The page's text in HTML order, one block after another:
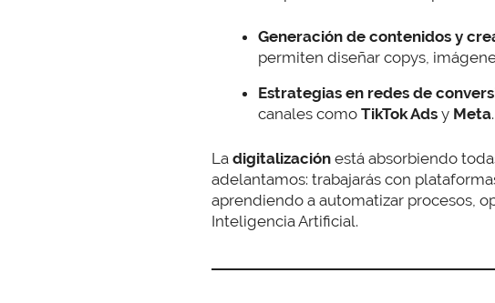
Generación de contenidos y
permiten diseñar copys,
Estrategias en redes de
canales como TikTok Ads y Meta
La digitalización está absorbiendo
adelantamos: trabajarás con
aprendiendo a automatizar procesos,
Inteligencia Artificial.